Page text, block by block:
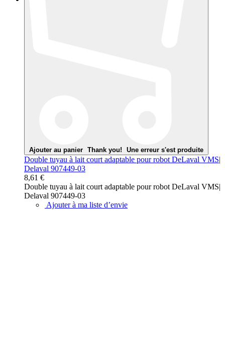
Ajouter au panier Thank you! Une erreur s'est produite
Double tuyau à lait court adaptable pour robot DeLaval VMS|
Delaval 907449-03
8,61 €
Double tuyau à lait court adaptable pour robot DeLaval VMS|
Delaval 907449-03
Ajouter à ma liste d’envie